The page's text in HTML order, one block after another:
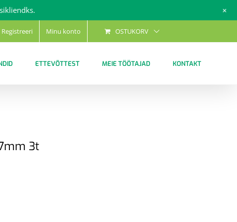
Registreeri Minu konto OSTUKORV
ETTEVÕTTEST MEIE TÖÖTAJAD KONTAKT
3t
+